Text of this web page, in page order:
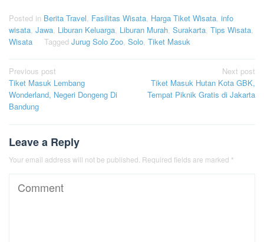
Posted in Berita Travel Fasilitas Wisata Harga Tiket Wisata info
wisata Jawa Liburan Keluarga Liburan Murah Surakarta Tips Wisata
Wisata
Tagged Jurug Solo Zoo Solo Tiket Masuk
Post
navigation
Previous post
Tiket Masuk Lembang
Wonderland, Negeri Dongeng Di
Bandung
Next post
Tiket Masuk Hutan Kota GBK,
Tempat Piknik Gratis di Jakarta
Leave a Reply
Your email address will not be published. Required fields are marked *